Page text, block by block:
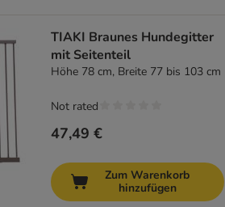
TIAKI Braunes Hundegitter
mit Seitenteil
Höhe 78 cm, Breite 77 bis 103 cm
47,49 €
Not rated
Zum Warenkorb
hinzufügen